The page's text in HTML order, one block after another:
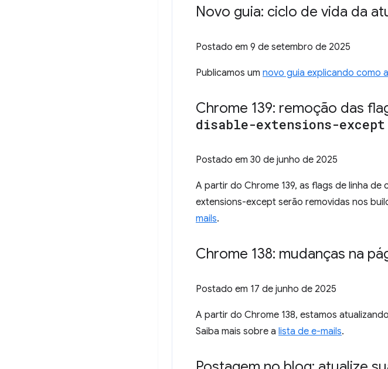
Novo guia: ciclo de vida da
Postado em 9 de setembro de 2025
Publicamos um novo guia explicando como
Chrome 139: remoção das
disable-extensions-except
Postado em 30 de junho de 2025
A partir do Chrome 139, as flags de linha
extensions-except serão removidas nos
mails.
Chrome 138: mudanças na
Postado em 17 de junho de 2025
A partir do Chrome 138, estamos
Saiba mais sobre a lista de e-mails.